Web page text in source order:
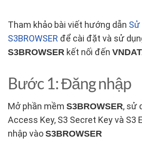
Tham khảo bài viết hướng dẫn Sử
S3BROWSER để cài đặt và sử
S3BROWSER kết nối đến
Bước 1: Đăng nhập
Mở phần mềm S3BROWSER, sử
Access Key, S3 Secret Key và S3
nhập vào S3BROWSER